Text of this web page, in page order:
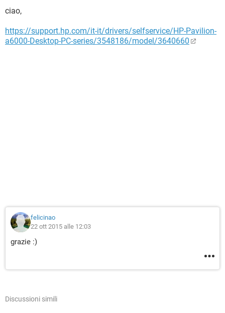
ciao,
https://support.hp.com/it-it/drivers/selfservice/HP-Pavilion-
a6000-Desktop-PC-series/3548186/model/3640660
felicinao
22 ott 2015 alle 12:03
grazie :)
Discussioni simili